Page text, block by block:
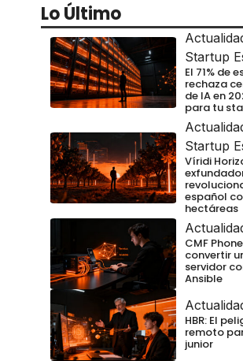
Lo Último
Startup
El 71% de
rechaza
de IA en
para tu
Startup
Víridi
español
hectáreas
CMF
convertir
servidor
Ansible
HBR: El
remoto
junior